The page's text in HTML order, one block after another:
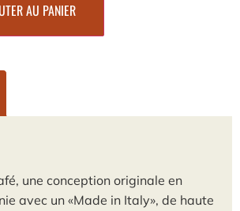
AU PANIER
une conception originale en
avec un «Made in Italy», de haute